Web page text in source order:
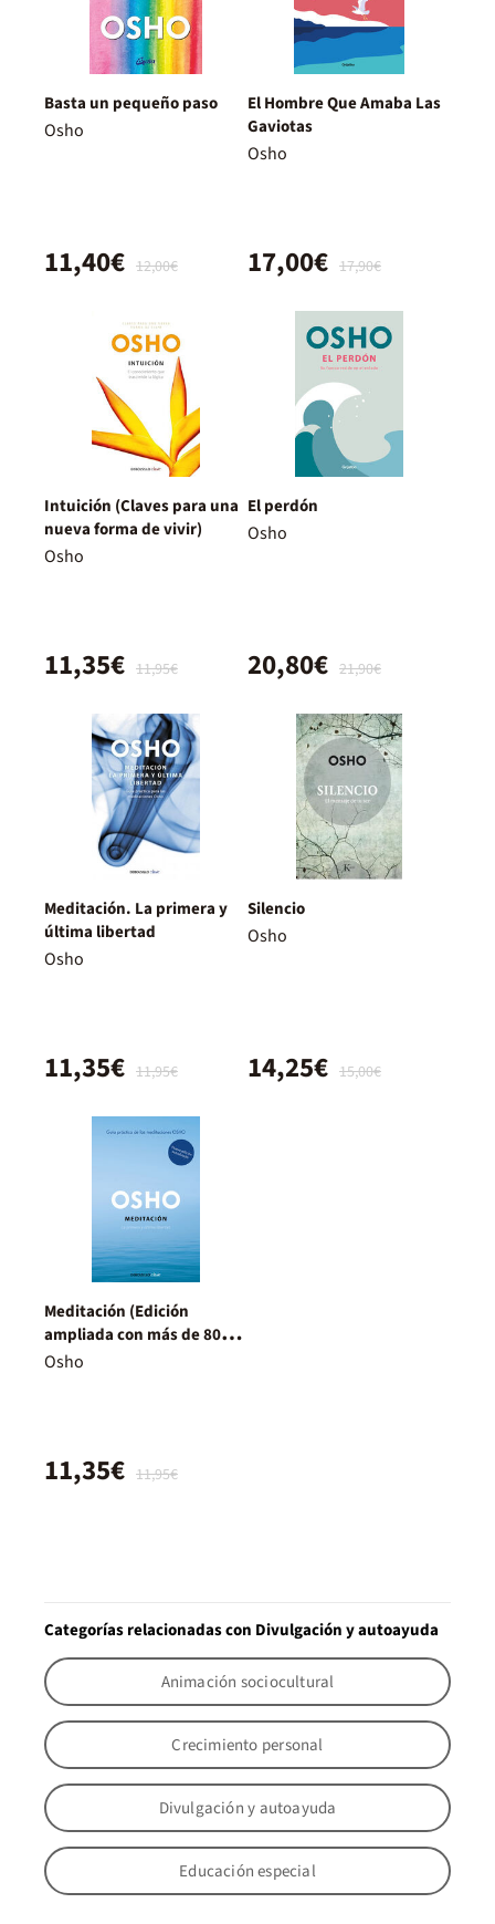
Basta un pequeño paso
Osho
12,00€
11,40€
El Hombre Que Amaba Las
Gaviotas
Osho
17,90€
17,00€
Intuición (Claves para una
nueva forma de vivir)
Osho
11,95€
11,35€
El perdón
Osho
21,90€
20,80€
Meditación. La primera y
última libertad
Osho
11,95€
11,35€
Silencio
Osho
15,00€
14,25€
Meditación (Edición
ampliada con más de 80
meditaciones OSHO)
Osho
11,95€
11,35€
Categorías relacionadas con Divulgación y autoayuda
Animación sociocultural
Crecimiento personal
Divulgación y autoayuda
Educación especial